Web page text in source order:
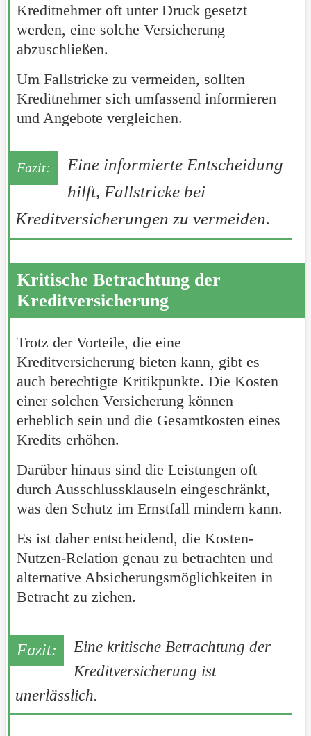
Kreditnehmer oft unter Druck gesetzt
werden, eine solche Versicherung
abzuschließen.
Um Fallstricke zu vermeiden, sollten
Kreditnehmer sich umfassend informieren
und Angebote vergleichen.
Eine informierte Entscheidung
hilft, Fallstricke bei
Kreditversicherungen zu vermeiden.
Kritische Betrachtung der
Kreditversicherung
Trotz der Vorteile, die eine
Kreditversicherung bieten kann, gibt es
auch berechtigte Kritikpunkte. Die Kosten
einer solchen Versicherung können
erheblich sein und die Gesamtkosten eines
Kredits erhöhen.
Darüber hinaus sind die Leistungen oft
durch Ausschlussklauseln eingeschränkt,
was den Schutz im Ernstfall mindern kann.
Es ist daher entscheidend, die Kosten-
Nutzen-Relation genau zu betrachten und
alternative Absicherungsmöglichkeiten in
Betracht zu ziehen.
Eine kritische Betrachtung der
Kreditversicherung ist
unerlässlich.